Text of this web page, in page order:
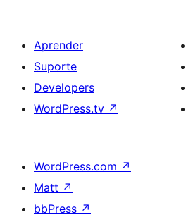
Aprender
Suporte
Developers
WordPress.tv ↗
WordPress.com ↗
Matt ↗
bbPress ↗